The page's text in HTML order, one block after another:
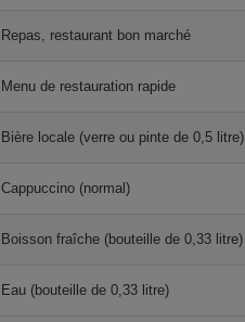
Repas, restaurant bon marché
Menu de restauration rapide
Bière locale (verre ou pinte de 0,5 litre)
Cappuccino (normal)
Boisson fraîche (bouteille de 0,33 litre)
Eau (bouteille de 0,33 litre)